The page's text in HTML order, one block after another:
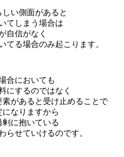
しい側面があると
てしまう場合は
自信がなく
てる場合のみ起こります。
合においても
にするのではなく
があると受け止めることで
なりますから
に抱いている
らせていけるのです。